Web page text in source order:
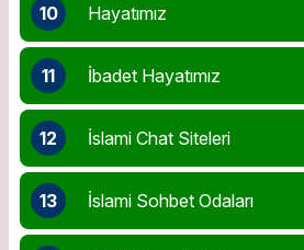
10 Hayatımız
11 İbadet Hayatımız
12 İslami Chat Siteleri
13 İslami Sohbet Odaları